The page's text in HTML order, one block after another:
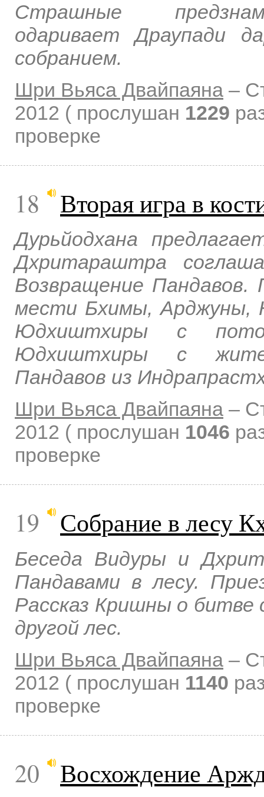
Страшные
одаривает Драупади
собранием.
Шри Вьяса Двайпаяна –
2012 ( прослушан 1229
проверке
18 Вторая игра в
Дурьйодхана
Дхритараштра
Возвращение
мести Бхимы, Арджуны,
Юдхиштхиры с
Юдхиштхиры с
Пандавов из
Шри Вьяса Двайпаяна –
2012 ( прослушан 1046
проверке
19 Собрание в лесу
Беседа Видуры и
Пандавами в лесу.
Рассказ Кришны о битве
другой лес.
Шри Вьяса Двайпаяна –
2012 ( прослушан 1140
проверке
20 Восхождение